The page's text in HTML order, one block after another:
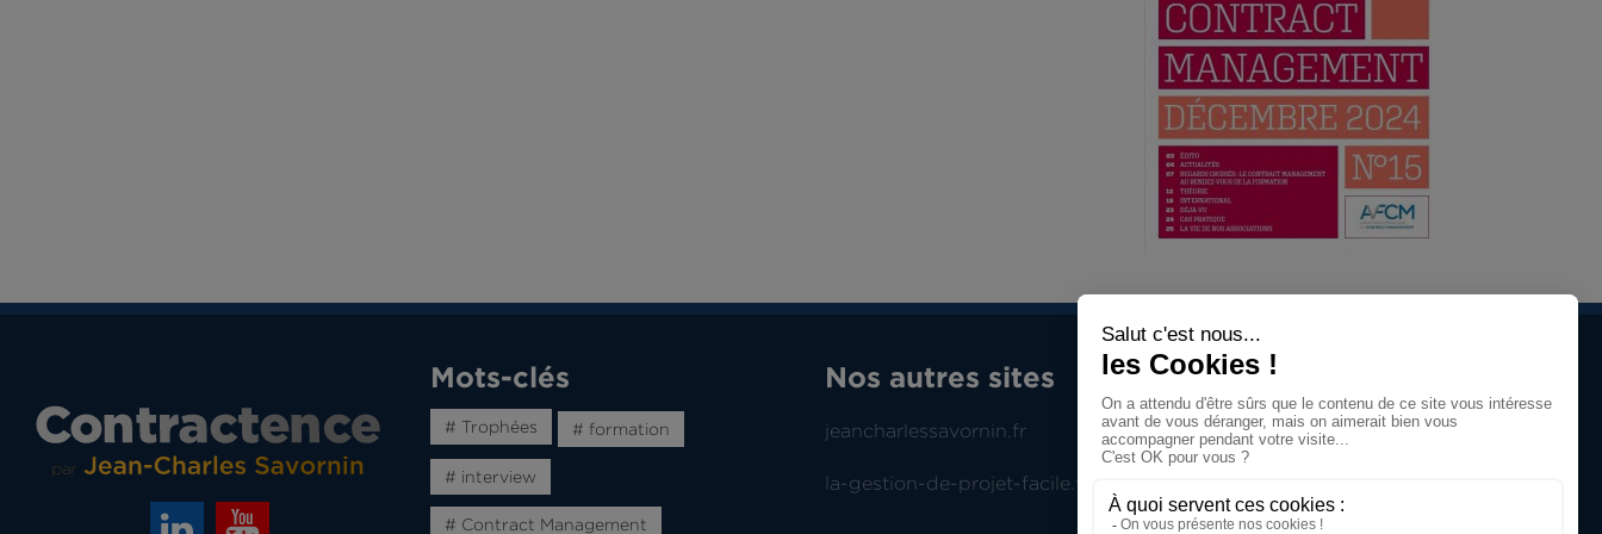
Mots-clés
# Trophées # formation
# interview
# Contract Management
Nos autres sites
jeancharlessavornin.fr
la-gestion-de-projet-facile.fr
À propos
Jean-Charles
Savornin
Professionnel du management de